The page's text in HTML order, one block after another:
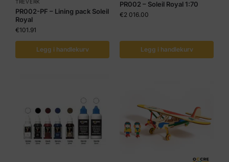
TREVERK
PR002-PF – Lining pack Soleil
Royal
€101.91
Legg i handlekurv
PR002 – Soleil Royal 1:70
€2 016.00
Legg i handlekurv